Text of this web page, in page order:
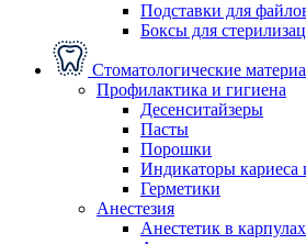
Подставки для
Боксы для
Стоматологические
Профилактика и гигиена
Десенситайзеры
Пасты
Порошки
Индикаторы кариеса
Герметики
Анестезия
Анестетик в карпулах